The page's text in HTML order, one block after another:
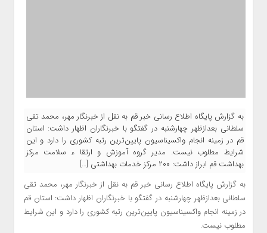
به گزارش پایگاه اطلاع رسانی خبر قم به نقل از خبرنگار مهر، محمد تقی
سلطانی بعدازظهر چهارشنبه در گفتگو با خبرنگاران اظهار داشت: استان
قم در زمینه انجام واکسیناسیون پایین‌ترین رتبه کشوری را دارد و این
شرایط مطلوب نیست. مدیر گروه آموزش و ارتقا ء سلامت مرکز
بهداشت قم ابراز داشت: ۲۰۰ مرکز خدمات بهداشتی […]
به گزارش پایگاه اطلاع رسانی خبر قم به نقل از خبرنگار مهر، محمد تقی
سلطانی بعدازظهر چهارشنبه در گفتگو با خبرنگاران اظهار داشت: استان قم
در زمینه انجام واکسیناسیون پایین‌ترین رتبه کشوری را دارد و این شرایط
مطلوب نیست.